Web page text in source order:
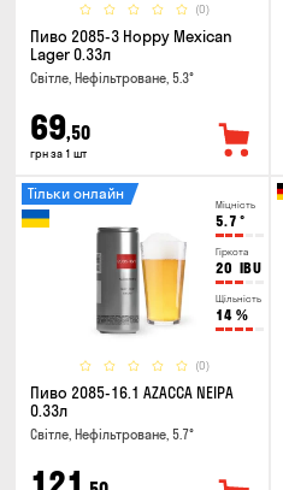
(0)
Пиво 2085-3 Hoppy Mexican
Lager 0.33л
Світле, Нефільтроване, 5.3°
69,50
грн за 1 шт
Міцність
5.7 °
Гіркота
20 IBU
Щільність
14 %
(0)
Тільки онлайн
Пиво 2085-16.1 AZACCA NEIPA
0.33л
Світле, Нефільтроване, 5.7°